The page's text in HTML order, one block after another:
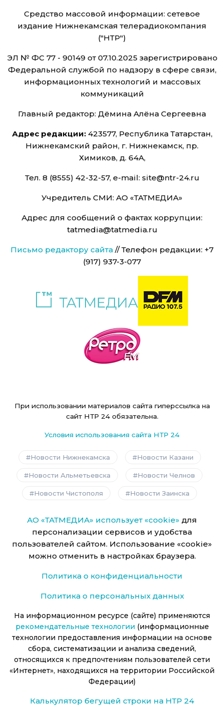
Средство массовой информации: сетевое
издание Нижнекамская телерадиокомпания
("НТР")
ЭЛ № ФС 77 - 90149 от 07.10.2025 зарегистрировано
Федеральной службой по надзору в сфере связи,
информационных технологий и массовых
коммуникаций
Главный редактор: Дёмина Алёна Сергеевна
Адрес редакции:423577, Республика Татарстан,
Нижнекамский район, г. Нижнекамск, пр.
Химиков, д. 64А,
Тел. 8 (8555) 42-32-57, e-mail: site@ntr-24.ru
Учредитель СМИ: АО «ТАТМЕДИА»
Адрес для сообщений о фактах коррупции:
tatmedia@tatmedia.ru
Письмо редактору сайта // Телефон редакции: +7
(917) 937-3-077
При использовании материалов сайта гиперссылка на
сайт НТР 24 обязательна.
Условия использования сайта НТР 24
Новости Нижнекамска Новости Казани
Новости Альметьевска Новости Челнов
Новости Чистополя Новости Заинска
АО «ТАТМЕДИА» использует «cookie» для
персонализации сервисов и удобства
пользователей сайтом. Использование «cookie»
можно отменить в настройках браузера.
Политика о конфиденциальности
Политика о персональных данных
На информационном ресурсе (сайте) применяются
рекомендательные технологии (информационные
технологии предоставления информации на основе
сбора, систематизации и анализа сведений,
относящихся к предпочтениям пользователей сети
«Интернет», находящихся на территории Российской
Федерации)
Калькулятор бегущей строки на НТР 24